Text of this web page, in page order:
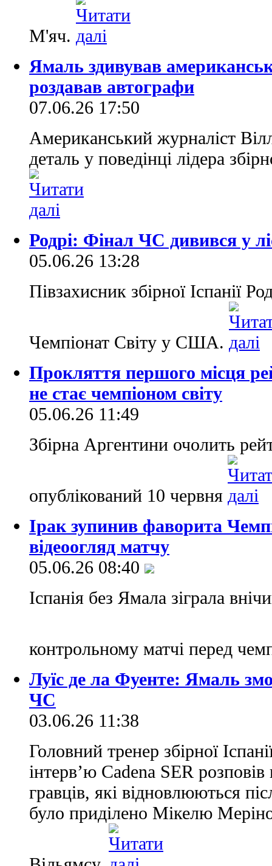
М'яч.
Ямаль здивував
роздавав автографи
07.06.26 17:50
Американський журналіст
деталь у поведінці лідера
Родрі: Фінал ЧС дивився у
05.06.26 13:28
Півзахисник збірної Іспанії
Чемпіонат Світу у США.
Прокляття першого місця
не стає чемпіоном світу
05.06.26 11:49
Збірна Аргентини очолить
опублікований 10 червня
Ірак зупинив фаворита
відеоогляд матчу
05.06.26 08:40
Іспанія без Ямала зіграла
контрольному матчі перед
Луїс де ла Фуенте: Ямаль
ЧС
03.06.26 11:38
Головний тренер збірної
інтерв’ю Cadena SER
гравців, які відновлюються
було приділено Мікелю